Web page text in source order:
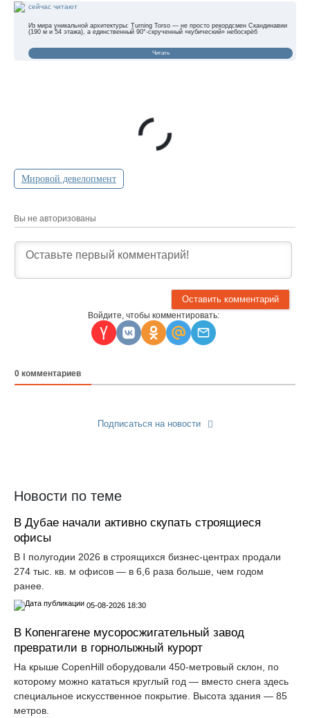
сейчас читают
Из мира уникальной архитектуры: Turning Torso — не просто рекордсмен Скандинавии
(190 м и 54 этажа), а единственный 90°-скрученный «кубический» небоскрёб
Читать
Мировой девелопмент
Вы не авторизованы
Войдите, чтобы комментировать:
0 комментариев
Подписаться на новости
Новости по теме
В Дубае начали активно скупать строящиеся
офисы
В I полугодии 2026 в строящихся бизнес-центрах продали
274 тыс. кв. м офисов — в 6,6 раза больше, чем годом
ранее.
05-08-2026 18:30
В Копенгагене мусоросжигательный завод
превратили в горнолыжный курорт
На крыше CopenHill оборудовали 450-метровый склон, по
которому можно кататься круглый год — вместо снега здесь
специальное искусственное покрытие. Высота здания — 85
метров.